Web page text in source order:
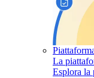
La
Esplora la